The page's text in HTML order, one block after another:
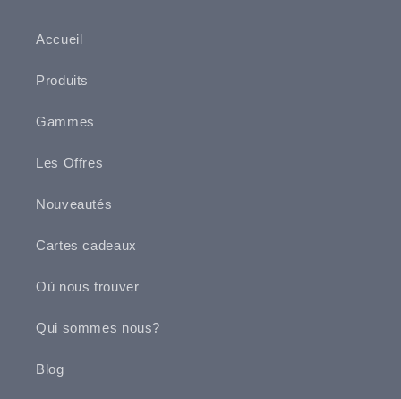
Accueil
Produits
Gammes
Les Offres
Nouveautés
Cartes cadeaux
Où nous trouver
Qui sommes nous?
Blog